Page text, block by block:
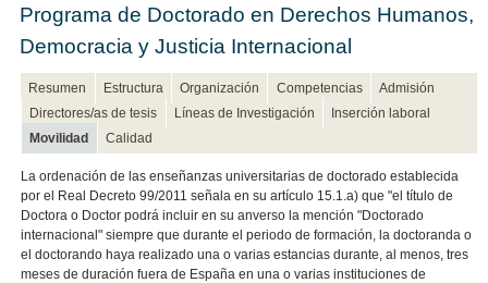
Programa de Doctorado en Derechos Humanos,
Democracia y Justicia Internacional
Resumen Estructura Organización Competencias
Admisión
Directores/as de tesis
Líneas de Investigación
Inserción laboral
Movilidad
Calidad
La ordenación de las enseñanzas universitarias de doctorado establecida
por el Real Decreto 99/2011 señala en su artículo 15.1.a) que "el título de
Doctora o Doctor podrá incluir en su anverso la mención "Doctorado
internacional" siempre que durante el periodo de formación, la doctoranda o
el doctorando haya realizado una o varias estancias durante, al menos, tres
meses de duración fuera de España en una o varias instituciones de